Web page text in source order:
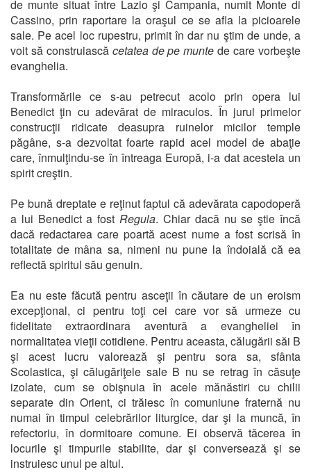
de munte situat între Lazio şi Campania, numit Monte di
Cassino, prin raportare la oraşul ce se afla la picioarele
sale. Pe acel loc rupestru, primit în dar nu ştim de unde, a
voit să construiască cetatea de pe muntede care vorbeşte
evanghelia.
Transformările ce s-au petrecut acolo prin opera lui
Benedict ţin cu adevărat de miraculos. În jurul primelor
construcţii ridicate deasupra ruinelor micilor temple
păgâne, s-a dezvoltat foarte rapid acel model de abaţie
care, înmulţindu-se în întreaga Europă, i-a dat acesteia un
spirit creştin.
Pe bună dreptate e reţinut faptul că adevărata capodoperă
a lui Benedict a fost Regula. Chiar dacă nu se ştie încă
dacă redactarea care poartă acest nume a fost scrisă în
totalitate de mâna sa, nimeni nu pune la îndoială că ea
reflectă spiritul său genuin.
Ea nu este făcută pentru asceţii în căutare de un eroism
excepţional, ci pentru toţi cei care vor să urmeze cu
fidelitate extraordinara aventură a evangheliei în
normalitatea vieţii cotidiene. Pentru aceasta, călugării săi B
şi acest lucru valorează şi pentru sora sa, sfânta
Scolastica, şi călugăriţele sale B nu se retrag în căsuţe
izolate, cum se obişnuia în acele mănăstiri cu chilii
separate din Orient, ci trăiesc în comuniune fraternă nu
numai în timpul celebrărilor liturgice, dar şi la muncă, în
refectoriu, în dormitoare comune. Ei observă tăcerea în
locurile şi timpurile stabilite, dar şi conversează şi se
instruiesc unul pe altul.